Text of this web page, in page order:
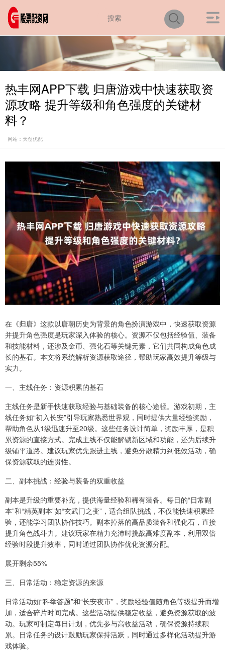
热丰网APP下载 归唐游戏中快速获取资
源攻略 提升等级和角色强度的关键材
料？
网站：天创优配
在《归唐》这款以唐朝历史为背景的角色扮演游戏中，快速获取资源
并提升角色强度是玩家深入体验的核心。资源不仅包括经验值、装备
和技能材料，还涉及金币、强化石等关键元素，它们共同构成角色成
长的基石。本文将系统解析资源获取途径，帮助玩家高效提升等级与
实力。
一、主线任务：资源积累的基石
主线任务是新手快速获取经验与基础装备的核心途径。游戏初期，主
线任务如“初入长安”引导玩家熟悉世界观，同时提供大量经验奖励，
帮助角色从1级迅速升至20级。这些任务设计简单，奖励丰厚，是积
累资源的直接方式。完成主线不仅能解锁新区域和功能，还为后续升
级铺平道路。建议玩家优先跟进主线，避免分散精力到低效活动，确
保资源获取的连贯性。
二、副本挑战：经验与装备的双重收益
副本是升级的重要补充，提供海量经验和稀有装备。每日的“日常副
本”和“精英副本”如“玄武门之变”，适合组队挑战，不仅能快速积累经
验，还能学习团队协作技巧。副本掉落的高品质装备和强化石，直接
提升角色战斗力。建议玩家在精力充沛时挑战高难度副本，利用双倍
经验时段提升效率，同时通过团队协作优化资源分配。
展开剩余55%
三、日常活动：稳定资源的来源
日常活动如“科举答题”和“长安夜市”，奖励经验值随角色等级提升而增
加，适合碎片时间完成。这些活动提供稳定收益，避免资源获取的波
动。玩家可制定每日计划，优先参与高收益活动，确保资源持续积
累。日常任务的设计鼓励玩家保持活跃，同时通过多样化活动提升游
戏体验。